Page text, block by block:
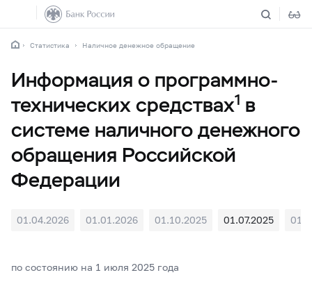
Статистика Наличное денежное обращение
Информация о программно-
технических средствах1 в
системе наличного денежного
обращения Российской
Федерации
01.04.2026 01.01.2026 01.10.2025 01.07.2025
по состоянию на 1 июля 2025 года